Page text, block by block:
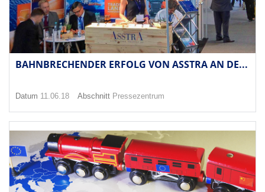
BAHNBRECHENDER ERFOLG VON ASSTRA AN DE...
Datum 11.06.18 Abschnitt Pressezentrum